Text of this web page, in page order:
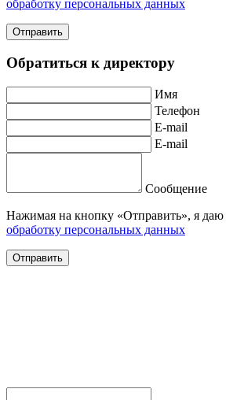
обработку персональных данных
Отправить
Обратиться к директору
Имя
Телефон
E-mail
E-mail
Сообщение
Нажимая на кнопку «Отправить», я даю
обработку персональных данных
Отправить